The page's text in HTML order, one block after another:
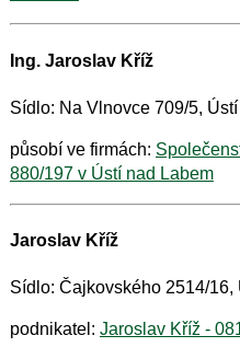
Ing. Jaroslav Kříž
Sídlo: Na Vlnovce 709/5,
působí ve firmách:
880/197 v Ústí nad Labem
Jaroslav Kříž
Sídlo: Čajkovského 2514/16,
podnikatel: Jaroslav Kříž -